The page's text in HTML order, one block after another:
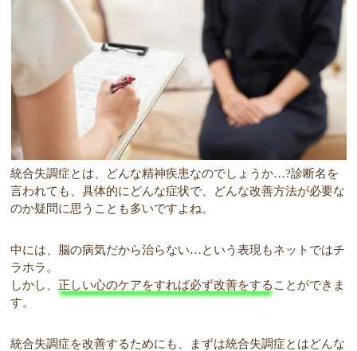
統合失調症とは、どんな精神疾患なのでしょうか…?診断名を
言われても、具体的にどんな症状で、どんな改善方法が必要な
のか疑問に思うことも多いですよね。
中には、脳の病気だから治らない…という表現もネットではチ
ラホラ。
しかし、 正しい心のケアをすれば必ず改善をする ことができま
す。
統合失調症を改善するためにも、まずは統合失調症とはどんな